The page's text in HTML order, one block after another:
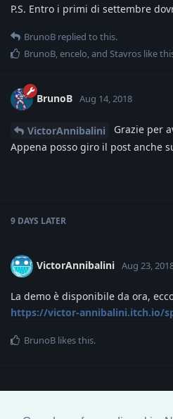
P.S. Entro i primi di settembre
BrunoB replied to this.
BrunoB,encelo, and Stavros like
BrunoB Aug 14, 2018
VictorAnnibalini
Grazie per
Appena posso giro il post anche
9 DAYS LATER
VictorAnnibalini Aug 23,
La demo è disponibile da ora,
https://victor-annibalini.itch.io/
BrunoB likes this.